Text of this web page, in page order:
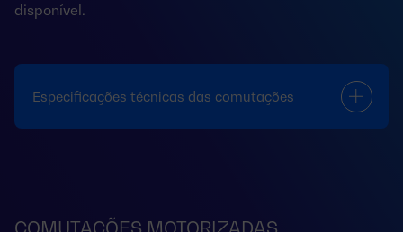
disponível.
Especificações técnicas das comutações